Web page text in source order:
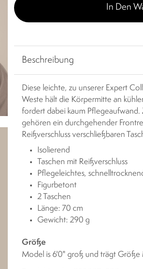
In Den
Beschreibung
Diese leichte, zu unserer Expert
Weste hält die Körpermitte an
fordert dabei kaum Pflegeaufwand.
gehören ein durchgehender
Reißverschluss verschließbaren
Isolierend
Taschen mit Reißverschluss
Pflegeleichtes,
Figurbetont
2 Taschen
Länge: 70 cm
Gewicht: 290 g
Größe
Model is 6'0" groß und trägt Größe